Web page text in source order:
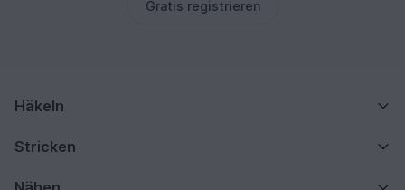
Gratis registrieren
Häkeln
Stricken